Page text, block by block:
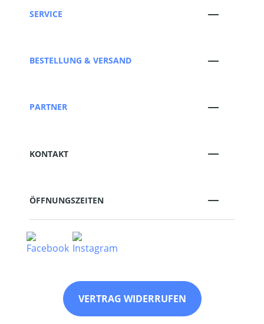
SERVICE
BESTELLUNG & VERSAND
PARTNER
KONTAKT
ÖFFNUNGSZEITEN
VERTRAG WIDERRUFEN